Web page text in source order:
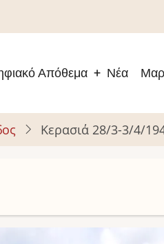
Απόθεμα Νέα
Κερασιά 28/3-3/4/